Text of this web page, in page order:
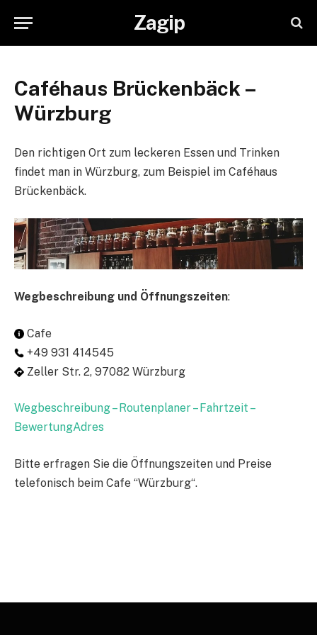
Zagip
Caféhaus Brückenbäck –
Würzburg
Den richtigen Ort zum leckeren Essen und Trinken
findet man in Würzburg, zum Beispiel im Caféhaus
Brückenbäck.
Wegbeschreibung und Öffnungszeiten:
Cafe
+49 931 414545
Zeller Str. 2, 97082 Würzburg
Wegbeschreibung – Routenplaner – Fahrtzeit –
BewertungAdres
Bitte erfragen Sie die Öffnungszeiten und Preise
telefonisch beim Cafe “Würzburg“.